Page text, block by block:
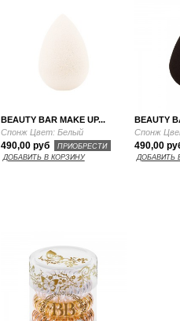
BEAUTY BAR MAKE UP...
Спонж Цвет: Белый
490,00 руб
ПРИОБРЕСТИ
ДОБАВИТЬ В КОРЗИНУ
BEAUTY
Спонж
490,00
ДОБАВИТЬ